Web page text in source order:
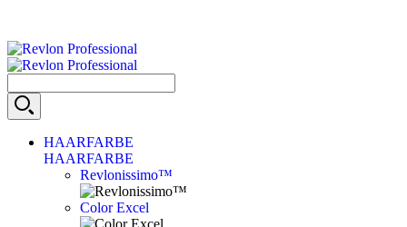
HAARFARBE
HAARFARBE
Revlonissimo™
Color Excel